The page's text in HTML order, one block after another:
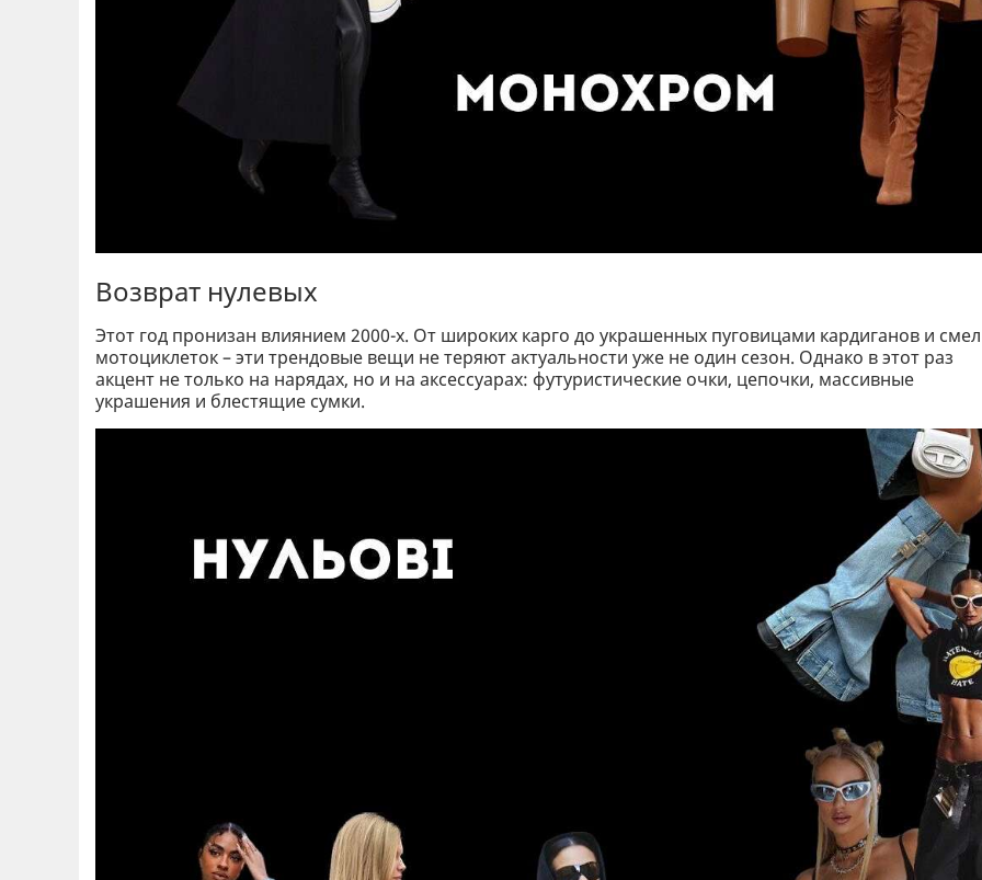
Возврат нулевых
Этот год пронизан влиянием 2000-х. От широких карго до украшенных пуговицами кардиганов и
мотоциклеток – эти трендовые вещи не теряют актуальности уже не один сезон. Однако в этот раз
акцент не только на нарядах, но и на аксессуарах: футуристические очки, цепочки, массивные
украшения и блестящие сумки.